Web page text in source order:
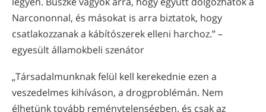
Narcononnal, és másokat is arra biztatok, hogy
csatlakozzanak a kábítószerek elleni harchoz.” –
egyesült államokbeli szenátor
„Társadalmunknak felül kell kerekednie ezen a
veszedelmes kihíváson, a drogproblémán. Nem
élhetünk tovább reménytelenségben, és csak az